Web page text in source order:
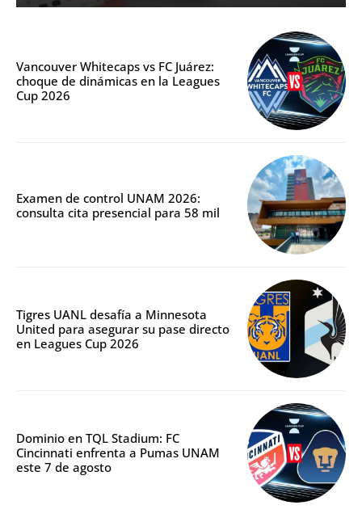
Vancouver Whitecaps vs FC Juárez:
choque de dinámicas en la Leagues
Cup 2026
Examen de control UNAM 2026:
consulta cita presencial para 58 mil
Tigres UANL desafía a Minnesota
United para asegurar su pase directo
en Leagues Cup 2026
Dominio en TQL Stadium: FC
Cincinnati enfrenta a Pumas UNAM
este 7 de agosto